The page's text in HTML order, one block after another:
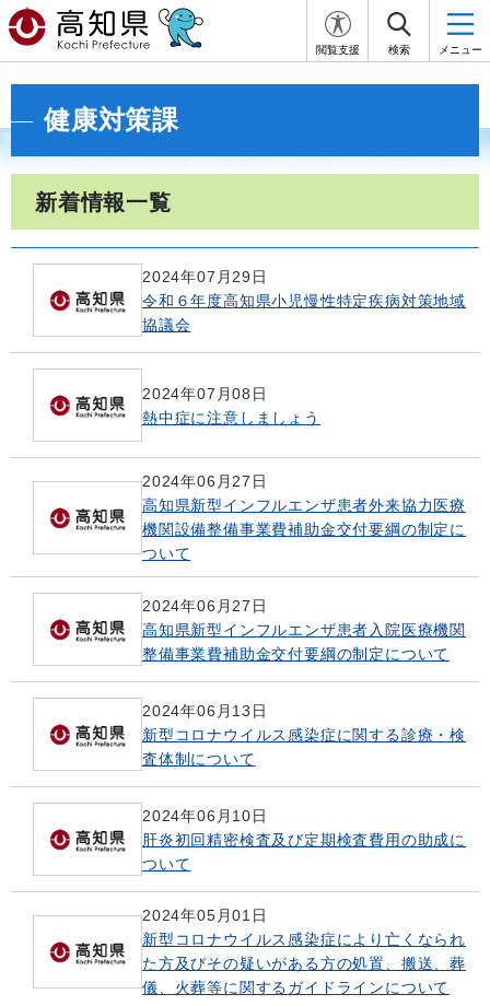
閲覧支援 検索 メニュー
健康対策課
新着情報一覧
2024年07月29日
令和６年度高知県小児慢性特定疾病対策地域
協議会
2024年07月08日
熱中症に注意しましょう
2024年06月27日
高知県新型インフルエンザ患者外来協力医療
機関設備整備事業費補助金交付要綱の制定に
ついて
2024年06月27日
高知県新型インフルエンザ患者入院医療機関
整備事業費補助金交付要綱の制定について
2024年06月13日
新型コロナウイルス感染症に関する診療・検
査体制について
2024年06月10日
肝炎初回精密検査及び定期検査費用の助成に
ついて
2024年05月01日
新型コロナウイルス感染症により亡くなられ
た方及びその疑いがある方の処置、搬送、葬
儀、火葬等に関するガイドラインについて